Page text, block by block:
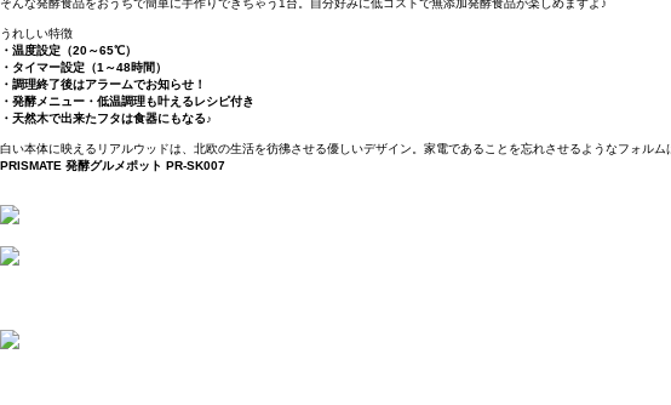
うれしい特徴
・温度設定（20～65℃）
・タイマー設定（1～48時間）
・調理終了後はアラームでお知らせ！
・発酵メニュー・低温調理も叶えるレシピ付き
・天然木で出来たフタは食器にもなる♪
白い本体に映えるリアルウッドは、北欧の生活を彷彿させる優しいデザイン。家電であることを忘れさせるようなフォル
PRISMATE 発酵グルメポット PR-SK007